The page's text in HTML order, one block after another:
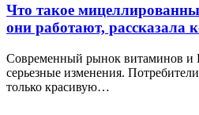
Что такое
они работают, рассказала
Современный рынок витаминов и
серьезные изменения.
только красивую…